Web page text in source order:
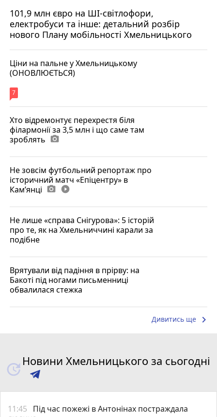
101,9 млн євро на ШІ-світлофори,
електробуси та інше: детальний розбір
нового Плану мобільності Хмельницького
Ціни на пальне у Хмельницькому
(ОНОВЛЮЄТЬСЯ)
7
Хто відремонтує перехрестя біля
філармонії за 3,5 млн і що саме там
зроблять photo_camera
Не зовсім футбольний репортаж про
історичний матч «Епіцентру» в
Камʼянці photo_camera play_circle_filled
Не лише «справа Снігурова»: 5 історій
про те, як на Хмельниччині карали за
подібне
Врятували від падіння в прірву: на
Бакоті під ногами письменниці
обвалилася стежка
Дивитись ще keyboard_arrow_right
Новини Хмельницького за сьогодні
11:45
Під час пожежі в Антонінах постраждала